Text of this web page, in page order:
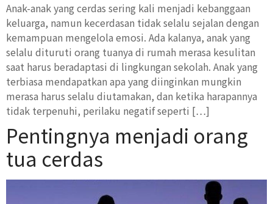
Anak-anak yang cerdas sering kali menjadi kebanggaan
keluarga, namun kecerdasan tidak selalu sejalan dengan
kemampuan mengelola emosi. Ada kalanya, anak yang
selalu dituruti orang tuanya di rumah merasa kesulitan
saat harus beradaptasi di lingkungan sekolah. Anak yang
terbiasa mendapatkan apa yang diinginkan mungkin
merasa harus selalu diutamakan, dan ketika harapannya
tidak terpenuhi, perilaku negatif seperti […]
Pentingnya menjadi orang
tua cerdas